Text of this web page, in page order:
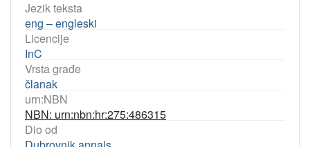
Jezik teksta
eng – engleski
Licencije
InC
Vrsta građe
članak
urn:NBN
NBN: urn:nbn:hr:275:486315
Dio od